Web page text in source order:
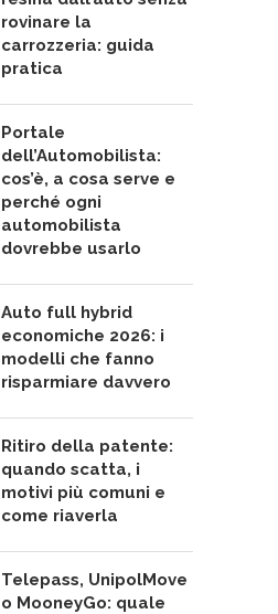
rovinare la
carrozzeria: guida
pratica
Portale
dell’Automobilista:
cos’è, a cosa serve e
perché ogni
automobilista
dovrebbe usarlo
Auto full hybrid
economiche 2026: i
modelli che fanno
risparmiare davvero
Ritiro della patente:
quando scatta, i
motivi più comuni e
come riaverla
Telepass, UnipolMove
o MooneyGo: quale